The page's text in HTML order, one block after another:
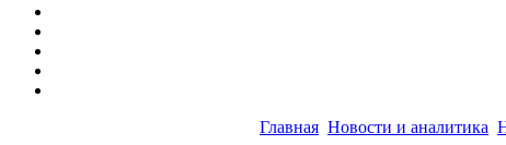
Главная Новости и аналитика